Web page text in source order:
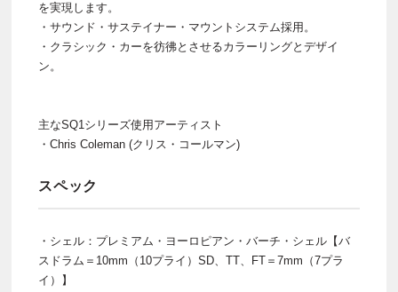
を実現します。
・サウンド・サステイナー・マウントシステム採用。
・クラシック・カーを彷彿とさせるカラーリングとデザイ
ン。
主なSQ1シリーズ使用アーティスト
・Chris Coleman (クリス・コールマン)
スペック
・シェル：プレミアム・ヨーロピアン・バーチ・シェル【バ
スドラム＝10mm（10プライ）SD、TT、FT＝7mm（7プラ
イ）】